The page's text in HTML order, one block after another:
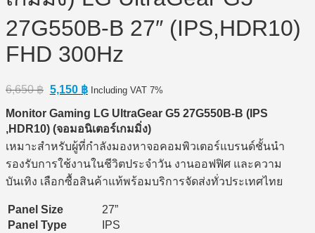
27G550B-B 27″ (IPS,HDR10)
FHD 300Hz
6,650฿ Original
was:
6,650 ฿.
5,150 ฿Current
is:
5,150 ฿.
Including VAT 7%
Monitor Gaming LG UltraGear G5 27G550B-B (IPS
,HDR10) (จอมอนิเตอร์เกมมิ่ง)
เหมาะสำหรับผู้ที่กำลังมองหาจอคอมพิวเตอร์แบรนด์ชั้นนำ
รองรับการใช้งานในชีวิตประจำวัน งานออฟฟิศ และความ
บันเทิง เลือกซื้อสินค้าแท้พร้อมบริการจัดส่งทั่วประเทศไทย
Panel Size
27”
Panel Type
IPS